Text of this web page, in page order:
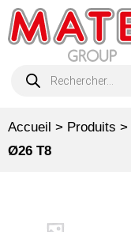
Accueil > Produits >
Ø26 T8